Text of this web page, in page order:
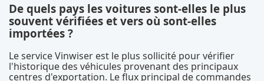
De quels pays les voitures sont-elles le plus
souvent vérifiées et vers où sont-elles
importées ?
Le service Vinwiser est le plus sollicité pour vérifier
l'historique des véhicules provenant des principaux
centres d'exportation. Le flux principal de commandes